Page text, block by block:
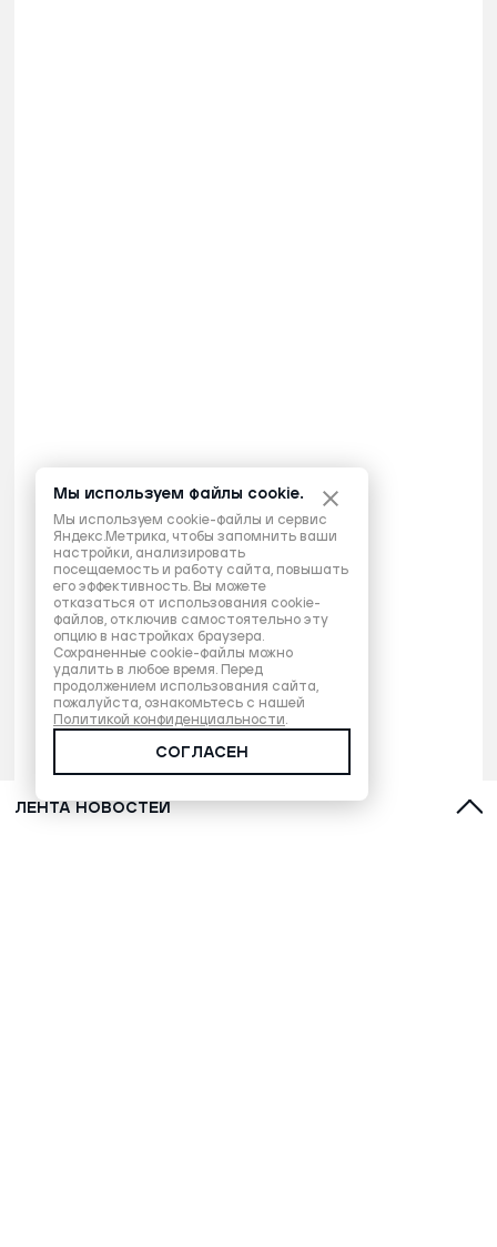
ЛЕНТА НОВОСТЕЙ
Мы используем файлы cookie.
Мы используем cookie-файлы и сервис
Яндекс.Метрика, чтобы запомнить ваши
настройки, анализировать
посещаемость и работу сайта, повышать
его эффективность. Вы можете
отказаться от использования cookie-
файлов, отключив самостоятельно эту
опцию в настройках браузера.
Сохраненные cookie-файлы можно
удалить в любое время. Перед
продолжением использования сайта,
пожалуйста, ознакомьтесь с нашей
Политикой конфиденциальности.
СОГЛАСЕН